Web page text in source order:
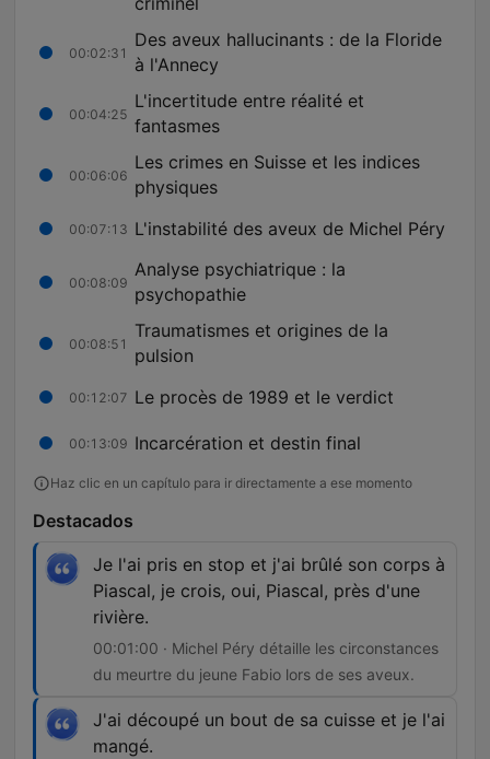
00:02:31
Des aveux hallucinants : de la Floride
à l'Annecy
00:04:25
L'incertitude entre réalité et
fantasmes
00:06:06
Les crimes en Suisse et les indices
physiques
00:07:13 L'instabilité des aveux de Michel Péry
00:08:09
Analyse psychiatrique : la
psychopathie
00:08:51
Traumatismes et origines de la
pulsion
00:12:07 Le procès de 1989 et le verdict
00:13:09 Incarcération et destin final
Haz clic en un capítulo para ir directamente a ese momento
Destacados
Je l'ai pris en stop et j'ai brûlé son corps à
Piascal, je crois, oui, Piascal, près d'une
rivière.
00:01:00 · Michel Péry détaille les circonstances
du meurtre du jeune Fabio lors de ses aveux.
J'ai découpé un bout de sa cuisse et je l'ai
mangé.